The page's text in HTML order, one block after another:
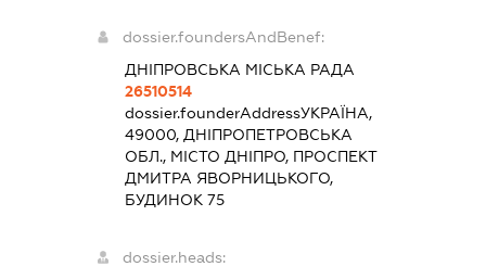
dossier.foundersAndBenef:
ДНІПРОВСЬКА МІСЬКА РАДА
26510514
dossier.founderAddressУКРАЇНА,
49000, ДНІПРОПЕТРОВСЬКА
ОБЛ., МІСТО ДНІПРО, ПРОСПЕКТ
ДМИТРА ЯВОРНИЦЬКОГО,
БУДИНОК 75
dossier.heads: